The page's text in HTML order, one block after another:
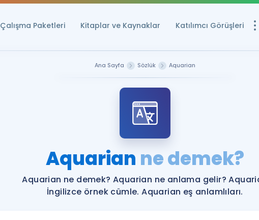
Çalışma Paketleri Kitaplar ve Kaynaklar Katılımcı Görüşleri
YDS ve YÖKDİL
YDS ve YÖKDİL'e
Tüm ÖSYM
Ana Sayfa Sözlük Aquarian
Aquarian ne demek?
Aquarian ne demek? Aquarian ne anlama gelir?
İngilizce örnek cümle. Aquarian eş anlamlıları.